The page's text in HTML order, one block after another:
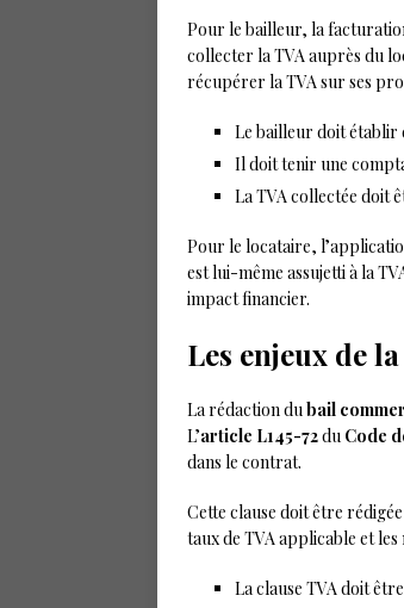
Pour le bailleur, la
collecter la TVA auprès du
récupérer la TVA sur ses
Le bailleur doit établir
Il doit tenir une
La TVA collectée doit
Pour le locataire,
est lui-même assujetti à la
impact financier.
Les enjeux de
La rédaction dubail
L’article L145-72du Code
dans le contrat.
Cette clause doit être
taux de TVA applicable et
La clause TVA doit